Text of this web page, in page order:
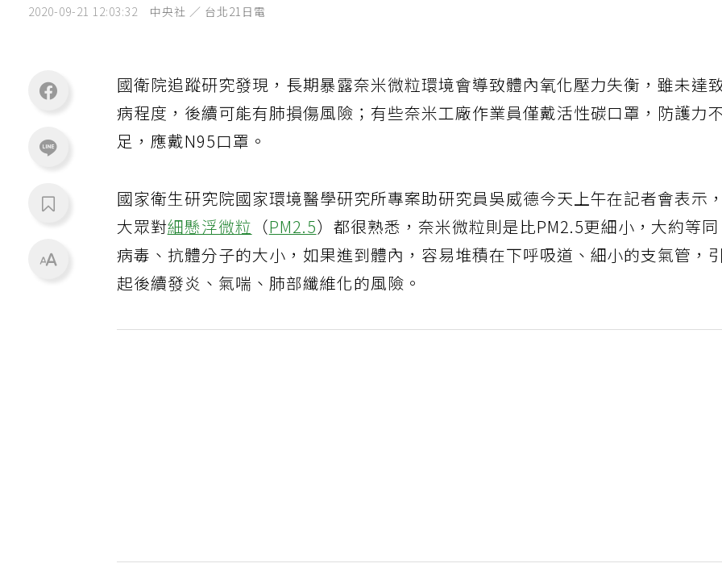
2020-09-21 12:03:32 中央社 ／ 台北21日電
國衛院追蹤研究發現，長期暴露奈米微粒環境會導致體內氧化壓力失衡，雖未達
病程度，後續可能有肺損傷風險；有些奈米工廠作業員僅戴活性碳口罩，防護力
足，應戴N95口罩。
國家衛生研究院國家環境醫學研究所專案助研究員吳威德今天上午在記者會表示，
大眾對細懸浮微粒 （PM2.5）都很熟悉，奈米微粒則是比PM2.5更細小，大約等同
病毒、抗體分子的大小，如果進到體內，容易堆積在下呼吸道、細小的支氣管，引
起後續發炎、氣喘、肺部纖維化的風險。